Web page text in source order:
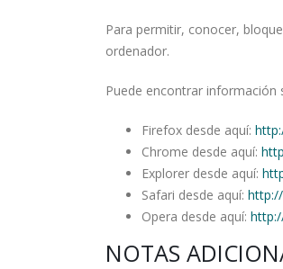
Para permitir, conocer,
ordenador.
Puede encontrar información
Firefox desde aquí:
Chrome desde aquí:
Explorer desde aquí:
Safari desde aquí:
Opera desde aquí:
NOTAS